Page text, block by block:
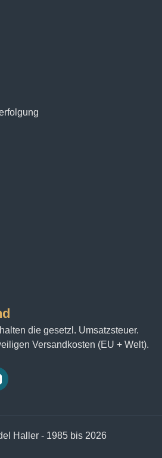
die gesetzl. Umsatzsteuer.
Versandkosten (EU + Welt).
Haller - 1985 bis 2026